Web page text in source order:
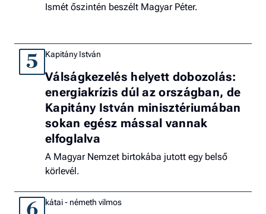
Ismét őszintén beszélt Magyar Péter.
5 Kapitány István
Válságkezelés helyett dobozolás:
energiakrízis dúl az országban, de
Kapitány István minisztériumában
sokan egész mással vannak
elfoglalva
A Magyar Nemzet birtokába jutott egy belső
körlevél.
kátai - németh vilmos